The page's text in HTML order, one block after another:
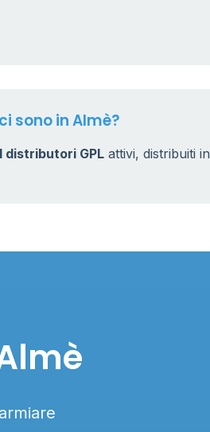
sono in Almè?
distributori GPL attivi, distribuiti in